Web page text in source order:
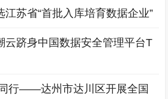
苏省“首批入库培育数据企业”
云跻身中国数据安全管理平台T
行——达州市达川区开展全国